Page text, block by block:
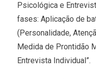
Psicológica e
fases: Aplicação de
(Personalidade,
Medida de Prontidão
Entrevista Individual”.